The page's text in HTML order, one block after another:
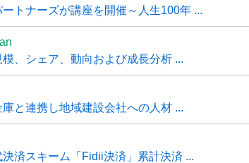
トナーズが講座を開催～人生100年 ...
、シェア、動向および成長分析 ...
と連携し地域建設会社への人材 ...
済スキーム「Fidii決済」累計決済 ...